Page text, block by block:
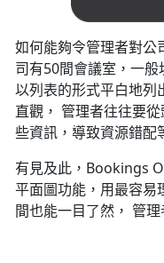
如何能夠令管理者對公
司有50間會議室，一
以列表的形式平白地列
直觀， 管理者往往要
些資訊，導致資源錯配
有見及此，Bookings
平面圖功能，用最容易
間也能一目了然， 管